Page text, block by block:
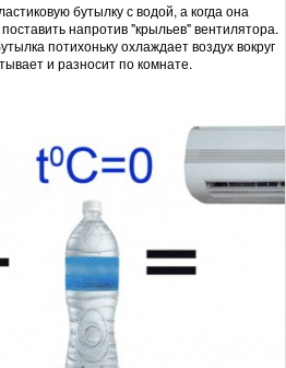
бутылку с водой, а когда она
напротив "крыльев" вентилятора.
потихоньку охлаждает воздух вокруг
и разносит по комнате.